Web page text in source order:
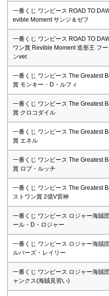
一番くじ ワンピース ROAD TO
evible Moment サンジ＆ゼフ
一番くじ ワンピース ROAD TO
ワン賞 Revible Moment 造形王 フ
ンver.
一番くじ ワンピース The Greatest
賞 モンキー・D・ルフィ
一番くじ ワンピース The Greatest
賞 クロコダイル
一番くじ ワンピース The Greatest
賞 エネル
一番くじ ワンピース The Greatest
賞 ロブ・ルッチ
一番くじ ワンピース The Greatest
ストワン賞 2億V雷神
一番くじ ワンピース ロジャー海賊
ール・D・ロジャー
一番くじ ワンピース ロジャー海賊
ルバーズ・レイリー
一番くじ ワンピース ロジャー海賊
ャンクス(海賊見習い)